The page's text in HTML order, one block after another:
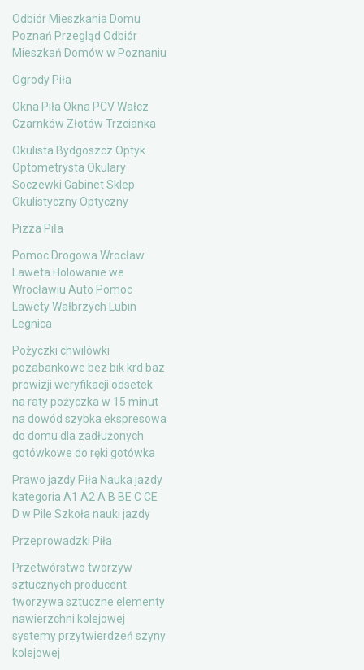
Odbiór Mieszkania Domu
Poznań Przegląd Odbiór
Mieszkań Domów w Poznaniu
Ogrody Piła
Okna Piła Okna PCV Wałcz
Czarnków Złotów Trzcianka
Okulista Bydgoszcz Optyk
Optometrysta Okulary
Soczewki Gabinet Sklep
Okulistyczny Optyczny
Pizza Piła
Pomoc Drogowa Wrocław
Laweta Holowanie we
Wrocławiu Auto Pomoc
Lawety Wałbrzych Lubin
Legnica
Pożyczki chwilówki
pozabankowe bez bik krd baz
prowizji weryfikacji odsetek
na raty pożyczka w 15 minut
na dowód szybka ekspresowa
do domu dla zadłużonych
gotówkowe do ręki gotówka
Prawo jazdy Piła Nauka jazdy
kategoria A1 A2 A B BE C CE
D‎ w Pile Szkoła nauki jazdy
Przeprowadzki Piła
Przetwórstwo tworzyw
sztucznych producent
tworzywa sztuczne elementy
nawierzchni kolejowej
systemy przytwierdzeń szyny
kolejowej